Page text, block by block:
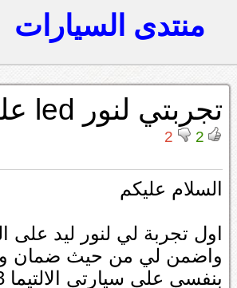
منتدى السيارات
تجربتي لنور led على الواطي
2
2
السلام عليكم
اول تجربة لي لنور ليد
واضمن لي من حيث ضمان